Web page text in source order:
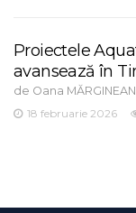
Proiectele
avansează în
de Oana MĂRGINEAN
18 februarie 2026